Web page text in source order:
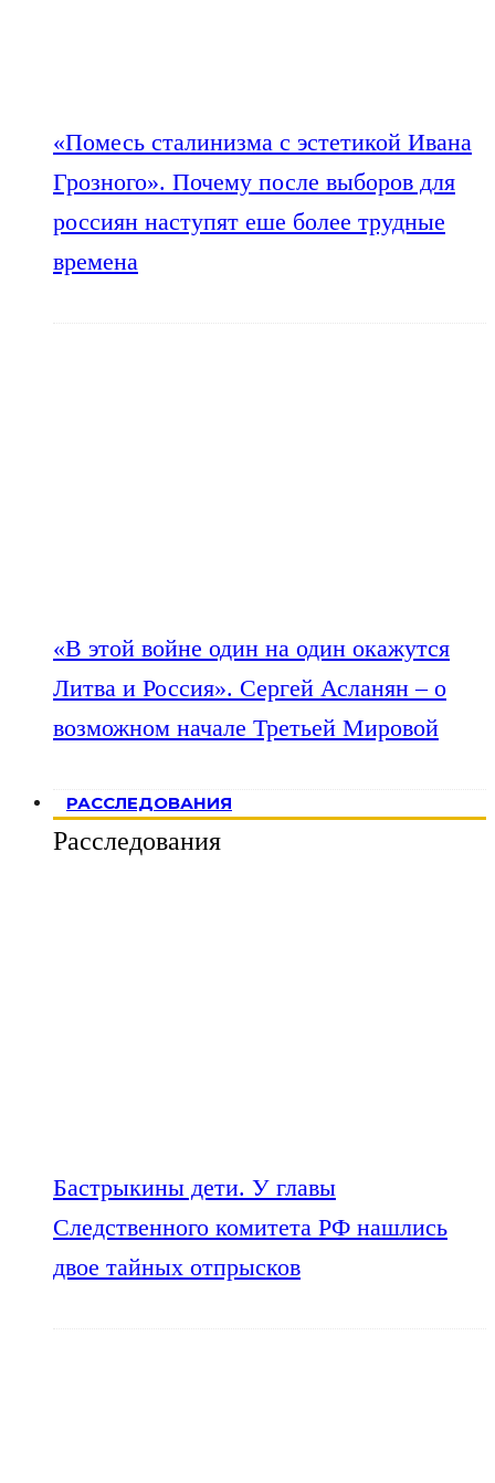
«Помесь сталинизма с эстетикой Ивана
Грозного». Почему после выборов для
россиян наступят еше более трудные
времена
«В этой войне один на один окажутся
Литва и Россия». Сергей Асланян – о
возможном начале Третьей Мировой
РАССЛЕДОВАНИЯ
Расследования
Бастрыкины дети. У главы
Следственного комитета РФ нашлись
двое тайных отпрысков